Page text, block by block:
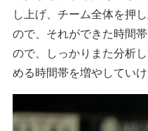
し上げ、チーム全体を押
ので、それができた時間
ので、しっかりまた分析
める時間帯を増やしていけ